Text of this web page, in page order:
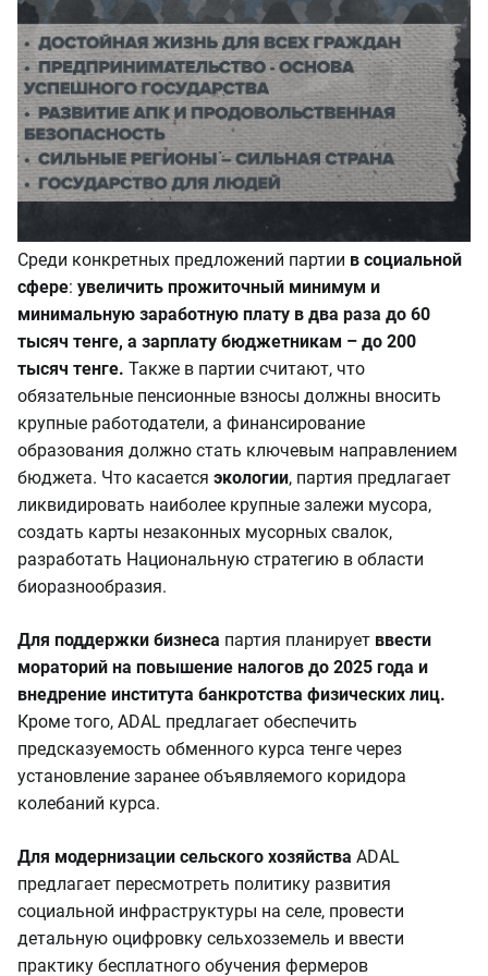
Среди конкретных предложений партии в социальной
сфере: увеличить прожиточный минимум и
минимальную заработную плату в два раза до 60
тысяч тенге, а зарплату бюджетникам – до 200
тысяч тенге. Также в партии считают, что
обязательные пенсионные взносы должны вносить
крупные работодатели, а финансирование
образования должно стать ключевым направлением
бюджета. Что касается экологии, партия предлагает
ликвидировать наиболее крупные залежи мусора,
создать карты незаконных мусорных свалок,
разработать Национальную стратегию в области
биоразнообразия.
Для поддержки бизнеса партия планирует ввести
мораторий на повышение налогов до 2025 года и
внедрение института банкротства физических лиц.
Кроме того, ADAL предлагает обеспечить
предсказуемость обменного курса тенге через
установление заранее объявляемого коридора
колебаний курса.
Для модернизации сельского хозяйства ADAL
предлагает пересмотреть политику развития
социальной инфраструктуры на селе, провести
детальную оцифровку сельхозземель и ввести
практику бесплатного обучения фермеров